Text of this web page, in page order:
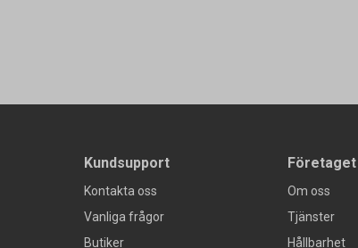
Kundsupport
Kontakta oss
Vanliga frågor
Butiker
Företaget
Om oss
Tjänster
Hållbarhet